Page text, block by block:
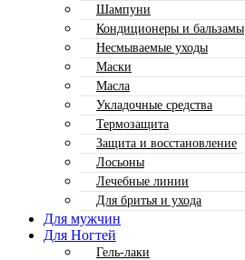
Шампуни
Кондиционеры и бальзамы
Несмываемые уходы
Маски
Масла
Укладочные средства
Термозащита
Защита и восстановление
Лосьоны
Лечебные линии
Для бритья и ухода
Для мужчин
Для Ногтей
Гель-лаки